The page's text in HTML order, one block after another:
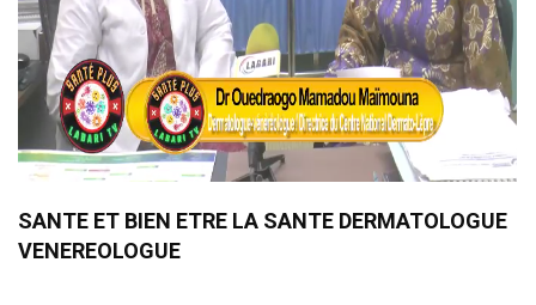
SANTE ET BIEN ETRE LA SANTE DERMATOLOGUE
VENEREOLOGUE